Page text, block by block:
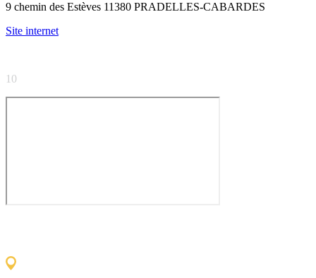
9 chemin des Estèves 11380 PRADELLES-CABARDES
Site internet
10